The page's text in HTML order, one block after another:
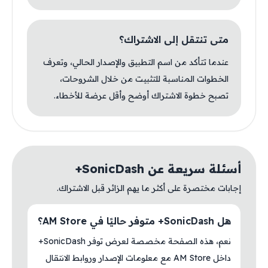
متى تنتقل إلى الاشتراك؟
عندما تتأكد من اسم التطبيق والإصدار الحالي، وتعرف
الخطوات المناسبة للتثبيت من خلال الشروحات،
تصبح خطوة الاشتراك أوضح وأقل عرضة للأخطاء.
أسئلة سريعة عن SonicDash+
إجابات مختصرة على أكثر ما يهم الزائر قبل الاشتراك.
هل SonicDash+ متوفر حاليًا في AM Store؟
نعم، هذه الصفحة مخصصة لعرض توفر SonicDash+
داخل AM Store مع معلومات الإصدار وروابط الانتقال